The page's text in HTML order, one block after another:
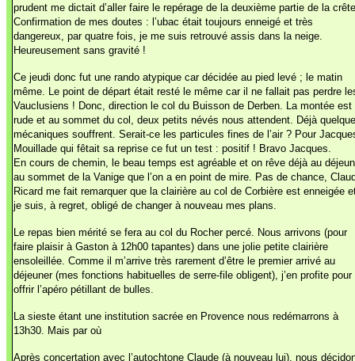
prudent me dictait d’aller faire le repérage de la deuxième partie de la
Confirmation de mes doutes : l’ubac était toujours enneigé et très
dangereux, par quatre fois, je me suis retrouvé assis dans la neige.
Heureusement sans gravité !
Ce jeudi donc fut une rando atypique car décidée au pied levé ; le matin
même. Le point de départ était resté le même car il ne fallait pas perdre
Vauclusiens ! Donc, direction le col du Buisson de Derben. La montée est
rude et au sommet du col, deux petits névés nous attendent. Déjà
mécaniques souffrent. Serait-ce les particules fines de l’air ? Pour
Mouillade qui fêtait sa reprise ce fut un test : positif ! Bravo Jacques.
En cours de chemin, le beau temps est agréable et on rêve déjà au
au sommet de la Vanige que l’on a en point de mire. Pas de chance,
Ricard me fait remarquer que la clairière au col de Corbière est enneigée
je suis, à regret, obligé de changer à nouveau mes plans.
Le repas bien mérité se fera au col du Rocher percé. Nous arrivons (pour
faire plaisir à Gaston à 12h00 tapantes) dans une jolie petite clairière
ensoleillée. Comme il m’arrive très rarement d’être le premier arrivé au
déjeuner (mes fonctions habituelles de serre-file obligent), j’en profite pour
offrir l’apéro pétillant de bulles.
La sieste étant une institution sacrée en Provence nous redémarrons à
13h30. Mais par où
Après concertation avec l’autochtone Claude (à nouveau lui), nous